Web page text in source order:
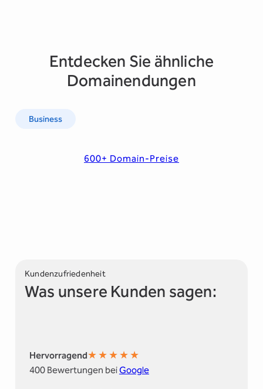
Entdecken Sie ähnliche
Domainendungen
Business
600+ Domain-Preise
Kundenzufriedenheit
Was unsere Kunden sagen:
Hervorragend★★★★★
400 Bewertungen beiGoogle